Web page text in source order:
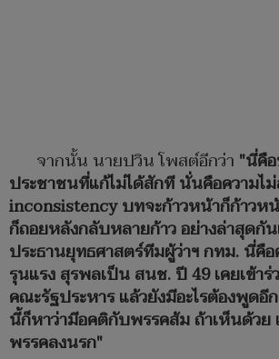
จากนั้น นายปวิน โพสต์อีกว่า "นี่คื
ประชาชนที่แก้ไม่ได้สักที นั่นคือความไ
inconsistency บทจะก้าวหน้าก็ก้าวห
ก็ถอยหลังกลับหลายก้าว อย่างล่าสุดกั
ประธานยุทธศาสตร์ทีมผู้ว่าฯ กทม. นี่คื
รุนแรง สุรพลเป็น สนช. ปี 49 เคยเข้า
คณะรัฐประหาร แล้วยังมีอะไรต้องพูด
นี้ก็หาว่ามีอคติกับพรรคส้ม ถ้าเห็นด้วย
พรรคลงนรก"